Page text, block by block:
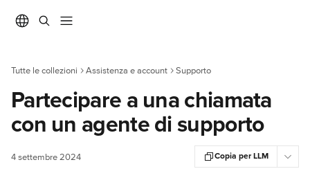
Tutte le collezioni Assistenza e account Supporto
Partecipare a una chiamata
con un agente di supporto
4 settembre 2024 Copia per LLM